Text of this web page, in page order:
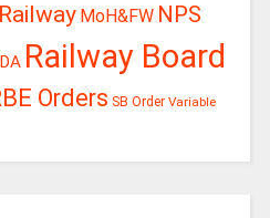
MoH&FW NPS
Railway Board
Orders SB Order Variable